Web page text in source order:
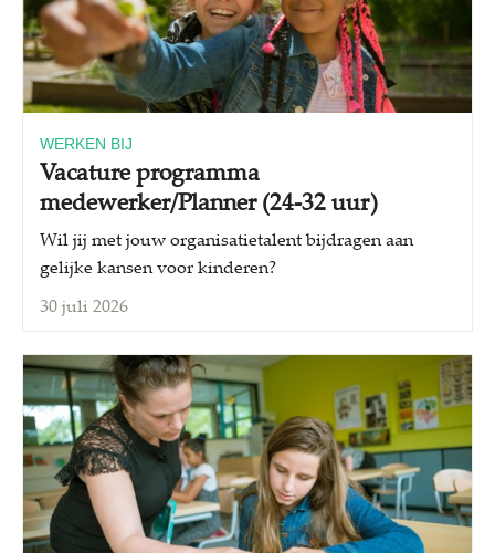
WERKEN BIJ
Vacature programma
medewerker/Planner (24-32 uur)
Wil jij met jouw organisatietalent bijdragen aan
gelijke kansen voor kinderen?
30 juli 2026